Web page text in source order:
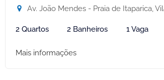
Av. João Mendes - Praia de Itaparica,
2 Quartos 2 Banheiros 1 Vaga
Mais informações